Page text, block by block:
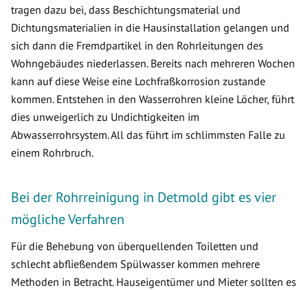
tragen dazu bei, dass Beschichtungsmaterial und
Dichtungsmaterialien in die Hausinstallation gelangen und
sich dann die Fremdpartikel in den Rohrleitungen des
Wohngebäudes niederlassen. Bereits nach mehreren Wochen
kann auf diese Weise eine Lochfraßkorrosion zustande
kommen. Entstehen in den Wasserrohren kleine Löcher, führt
dies unweigerlich zu Undichtigkeiten im
Abwasserrohrsystem. All das führt im schlimmsten Falle zu
einem Rohrbruch.
Bei der Rohrreinigung in Detmold gibt es vier
mögliche Verfahren
Für die Behebung von überquellenden Toiletten und
schlecht abfließendem Spülwasser kommen mehrere
Methoden in Betracht. Hauseigentümer und Mieter sollten es